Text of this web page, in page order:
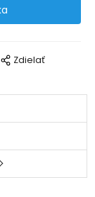
Zdielať